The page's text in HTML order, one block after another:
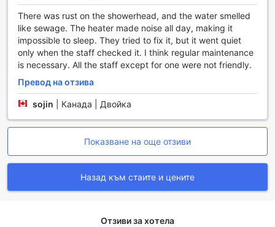
свързаност, необходима за работа или забавление. С
услугата за съхранение на багаж можете да се
насладите на последния ден в Ню Йорк без
притеснения за куфарите си, а ежедневното почистване
на стаите гарантира, че вашето пространство остава
чисто и приятно през целия ви престой. The James New
York - Nomad е идеалното място, което предлага
всичко необходимо за един безпроблемен и
релаксиращ престой.
Транспортни удобства в The James New York - Nomad
The James New York - Nomad предлага изключителни
транспортни удобства, които да направят вашето
пътуване из Ню Йорк удобно и безпроблемно. Хотелът
предоставя услуги за валет паркиране, което означава,
професионалисти, докато вие се наслаждавате на
There was rust on the showerhead, and the water smelled
like sewage. The heater made noise all day, making it
impossible to sleep. They tried to fix it, but it went quiet
only when the staff checked it. I think regular maintenance
is necessary. All the staff except for one were not friendly.
Превод на отзива
sojin Канада | Двойка
Показване на още отзиви
Назад към стаите и цените
Отзиви за хотела